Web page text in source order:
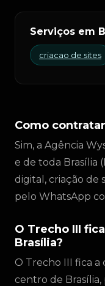
Serviços em
criacao de sites
Como
Sim, a Agência
e de toda Brasília
digital, criação de
pelo WhatsApp
O Trecho III
Brasília?
O Trecho III fica a
centro de Brasília,